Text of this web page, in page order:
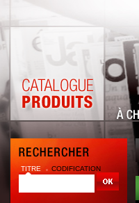
TITRE CODIFICATION